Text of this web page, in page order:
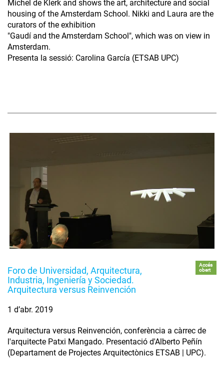
Michel de Klerk and shows the art, architecture and social
housing of the Amsterdam School. Nikki and Laura are the
curators of the exhibition
"Gaudí and the Amsterdam School", which was on view in
Amsterdam.
Presenta la sessió: Carolina García (ETSAB UPC)
Foro de Universidad, Arquitectura,
Industria, Ingeniería y Sociedad.
Arquitectura versus Reinvención
Accés
obert
1 d’abr. 2019
Arquitectura versus Reinvención, conferència a càrrec de
l'arquitecte Patxi Mangado. Presentació d'Alberto Peñín
(Departament de Projectes Arquitectònics ETSAB | UPC).